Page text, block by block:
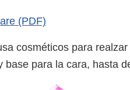
(PDF)
cosméticos para
base para la cara, hasta